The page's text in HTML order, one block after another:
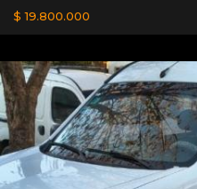
$ 19.800.000